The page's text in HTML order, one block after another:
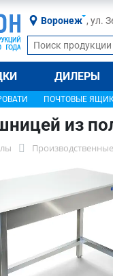
Воронеж , ул.
ДИЛЕРЫ
ПОЧТОВЫЕ
из